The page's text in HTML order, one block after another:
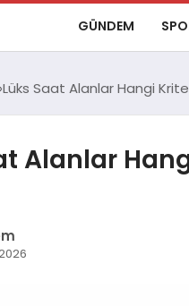
GÜNDEM
Lüks Saat Alanlar Hangi
Alanlar